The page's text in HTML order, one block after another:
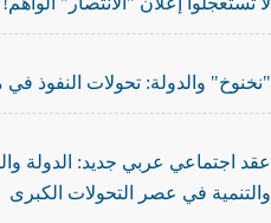
"نخنوخ" والدولة: تحولات النفوذ
عقد اجتماعي عربي جديد: الدولة
والتنمية في عصر التحولات الكبرى